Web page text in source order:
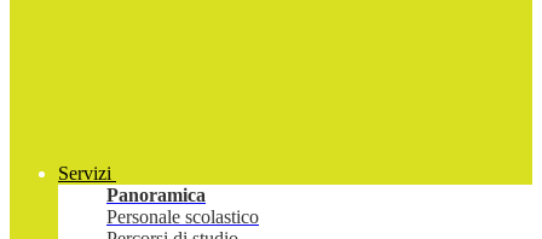
Servizi
Panoramica
Personale scolastico